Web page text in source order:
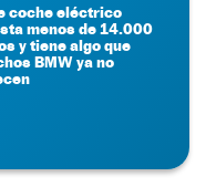
coche eléctrico
menos de 14.000
y tiene algo que
BMW ya no